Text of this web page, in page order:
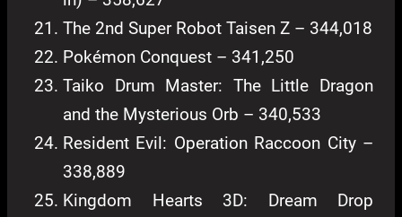
The 2nd Super Robot Taisen Z – 344,018
Pokémon Conquest – 341,250
Taiko Drum Master: The Little Dragon
and the Mysterious Orb – 340,533
Resident Evil: Operation Raccoon City –
338,889
Kingdom Hearts 3D: Dream Drop